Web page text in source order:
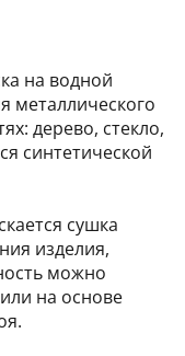
на водной
металлического
дерево, стекло,
синтетической
сушка
изделия,
можно
на основе